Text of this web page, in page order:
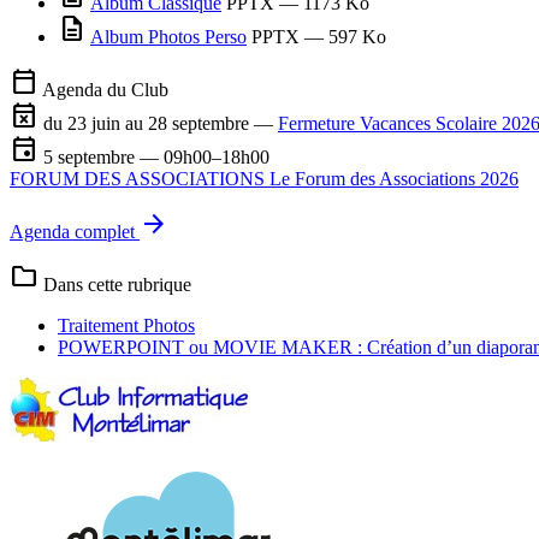
description Album Photos Perso PPTX — 597 Ko
calendar_today Agenda du Club
event_busy du 23 juin au 28 septembre — Fermeture Vacances Scolaire
event 5 septembre — 09h00–18h00
FORUM DES ASSOCIATIONS Le Forum des Associations 2026
Agenda complet arrow_forward
folder Dans cette rubrique
Traitement Photos
POWERPOINT ou MOVIE MAKER : Création d’un